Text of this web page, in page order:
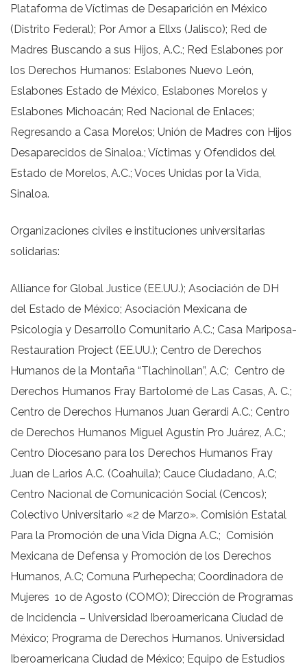
Plataforma de Víctimas de Desaparición en México
(Distrito Federal); Por Amor a Ellxs (Jalisco); Red de
Madres Buscando a sus Hijos, A.C.; Red Eslabones por
los Derechos Humanos: Eslabones Nuevo León,
Eslabones Estado de México, Eslabones Morelos y
Eslabones Michoacán; Red Nacional de Enlaces;
Regresando a Casa Morelos; Unión de Madres con Hijos
Desaparecidos de Sinaloa.; Víctimas y Ofendidos del
Estado de Morelos, A.C.; Voces Unidas por la Vida,
Sinaloa.
Organizaciones civiles e instituciones universitarias
solidarias:
Alliance for Global Justice (EE.UU.); Asociación de DH
del Estado de México; Asociación Mexicana de
Psicología y Desarrollo Comunitario A.C.; Casa Mariposa-
Restauration Project (EE.UU.); Centro de Derechos
Humanos de la Montaña “Tlachinollan”, A.C; Centro de
Derechos Humanos Fray Bartolomé de Las Casas, A. C.;
Centro de Derechos Humanos Juan Gerardi A.C.; Centro
de Derechos Humanos Miguel Agustín Pro Juárez, A.C.;
Centro Diocesano para los Derechos Humanos Fray
Juan de Larios A.C. (Coahuila); Cauce Ciudadano, A.C;
Centro Nacional de Comunicación Social (Cencos);
Colectivo Universitario «2 de Marzo». Comisión Estatal
Para la Promoción de una Vida Digna A.C.; Comisión
Mexicana de Defensa y Promoción de los Derechos
Humanos, A.C; Comuna P’urhepecha; Coordinadora de
Mujeres 1o de Agosto (COMO); Dirección de Programas
de Incidencia – Universidad Iberoamericana Ciudad de
México; Programa de Derechos Humanos. Universidad
Iberoamericana Ciudad de México; Equipo de Estudios